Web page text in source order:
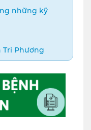
những kỹ
Tri Phương